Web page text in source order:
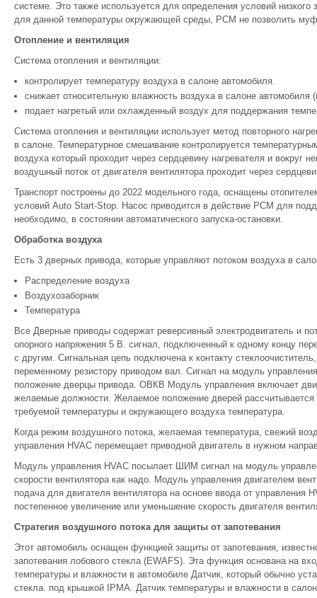
системе. Это также используется для определения условий
для данной температуры окружающей среды, PCM не позволить
Отопление и вентиляция
Система отопления и вентиляции:
контролирует температуру воздуха в салоне автомобиля.
снижает относительную влажность воздуха в салоне автомобиля
подает нагретый или охлажденный воздух для поддержания
Система отопления и вентиляции использует метод повторного
в салоне. Температурное смешивание контролируется
воздуха который проходит через сердцевину нагревателя и вокруг
воздушный поток от двигателя вентилятора проходит через
Транспорт построены до 2022 модельного года, оснащены
условий Auto Start-Stop. Насос приводится в действие PCM для
необходимо, в состоянии автоматического запуска-остановки.
Обработка воздуха
Есть 3 дверных привода, которые управляют потоком воздуха в
Распределение воздуха
Воздухозаборник
Температура
Все Дверные приводы содержат реверсивный электродвигатель и
опорного напряжения 5 В. сигнал, подключенный к одному концу
с другим. Сигнальная цепь подключена к контакту
переменному резистору приводом вал. Сигнал на модуль
положение дверцы привода. ОВКВ Модуль управления включает
желаемые должности. Желаемое положение дверей
требуемой температуры и окружающего воздуха температура.
Когда режим воздушного потока, желаемая температура, свежий
управления HVAC перемещает приводной двигатель в нужном
Модуль управления HVAC посылает ШИМ сигнал на модуль
скорости вентилятора как надо. Модуль управления двигателем
подача для двигателя вентилятора на основе ввода от управления
постепенное увеличение или уменьшение скорость двигателя
Стратегия воздушного потока для защиты от запотевания
Этот автомобиль оснащен функцией защиты от запотевания,
запотевания лобового стекла (EWAFS). Эта функция основана на
температуры и влажности в автомобиле Датчик, который обычно
стекла. под крышкой IPMA. Датчик температуры и влажности в